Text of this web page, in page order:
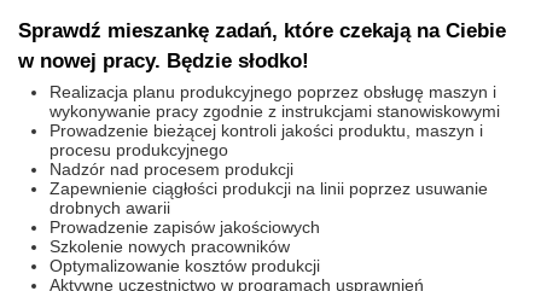
Sprawdź mieszankę zadań, które czekają na Ciebie
w nowej pracy. Będzie słodko!
Realizacja planu produkcyjnego poprzez obsługę maszyn i
wykonywanie pracy zgodnie z instrukcjami stanowiskowymi
Prowadzenie bieżącej kontroli jakości produktu, maszyn i
procesu produkcyjnego
Nadzór nad procesem produkcji
Zapewnienie ciągłości produkcji na linii poprzez usuwanie
drobnych awarii
Prowadzenie zapisów jakościowych
Szkolenie nowych pracowników
Optymalizowanie kosztów produkcji
Aktywne uczestnictwo w programach usprawnień